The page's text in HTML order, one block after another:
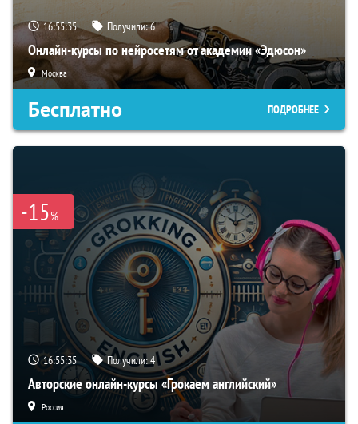
16:55:34 Получили:6
Онлайн-курсы по нейросетям от академии «Эдюсон»
Москва
Бесплатно ПОДРОБНЕЕ
-15%
16:55:34 Получили:4
Авторские онлайн-курсы «Грокаем английский»
Россия